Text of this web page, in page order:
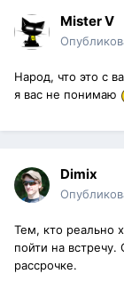
Mister V
Народ, что это с
я вас не понимаю
Dimix
Тем, кто реально
пойти на
рассрочке.